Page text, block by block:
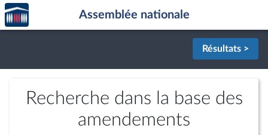
Aller au contenu
Aller en bas de la page
Accèder
à la
page
Assemblée nationale
Résultats >
Recherche dans la base des
amendements